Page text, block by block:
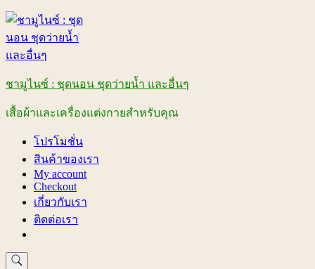
Skip
content
ชามูไนซ์ : ชุดนอน ชุดว่ายน้ำ และอื่นๆ
เสื้อผ้าและเครื่องแต่งกายสำหรับคุณ
โปรโมชั่น
สินค้าของเรา
My account
Checkout
เกี่ยวกับเรา
ติดต่อเรา